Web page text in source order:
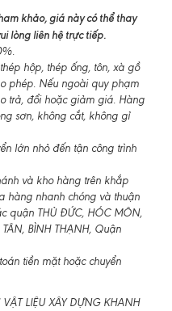
khảo, giá này có thể thay
lòng liên hệ trực tiếp.
hộp, thép ống, tôn, xà gồ
phép. Nếu ngoài quy phạm
trả, đổi hoặc giảm giá. Hàng
sơn, không cắt, không gỉ
lớn nhỏ đến tận công trình
và kho hàng trên khắp
hàng nhanh chóng và thuận
quận THỦ ĐỨC, HÓC MÔN,
BÌNH THẠNH, Quận
tiền mặt hoặc chuyển
LIỆU XÂY DỰNG KHANH